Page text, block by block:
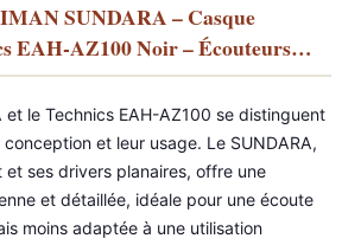
SUNDARA – Casque
EAH-AZ100 Noir – Écouteurs…
et le Technics EAH-AZ100 se distinguent
et leur usage. Le SUNDARA,
ses drivers planaires, offre une
et détaillée, idéale pour une écoute
moins adaptée à une utilisation